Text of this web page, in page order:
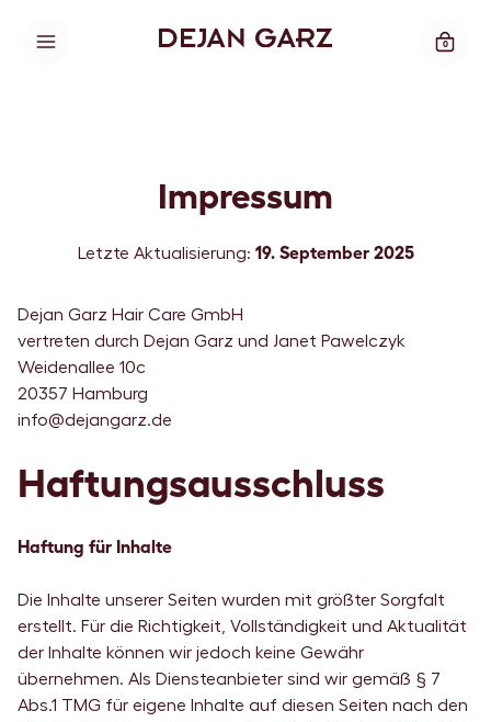
0
Impressum
Letzte Aktualisierung: 19. September 2025
Dejan Garz Hair Care GmbH
vertreten durch Dejan Garz und Janet Pawelczyk
Weidenallee 10c
20357 Hamburg
info@dejangarz.de
Haftungsausschluss
Haftung für Inhalte
Die Inhalte unserer Seiten wurden mit größter Sorgfalt
erstellt. Für die Richtigkeit, Vollständigkeit und Aktualität
der Inhalte können wir jedoch keine Gewähr
übernehmen. Als Diensteanbieter sind wir gemäß § 7
Abs.1 TMG für eigene Inhalte auf diesen Seiten nach den